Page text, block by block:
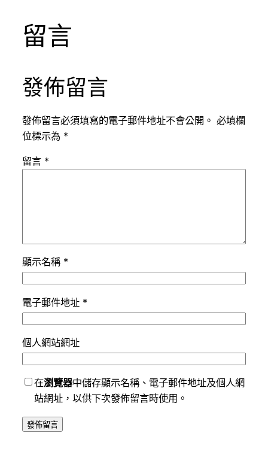
留言
發佈留言
發佈留言必須填寫的電子郵件地址不會公開。 必填欄
位標示為 *
留言 *
顯示名稱 *
電子郵件地址 *
個人網站網址
在瀏覽器中儲存顯示名稱、電子郵件地址及個人網
站網址，以供下次發佈留言時使用。